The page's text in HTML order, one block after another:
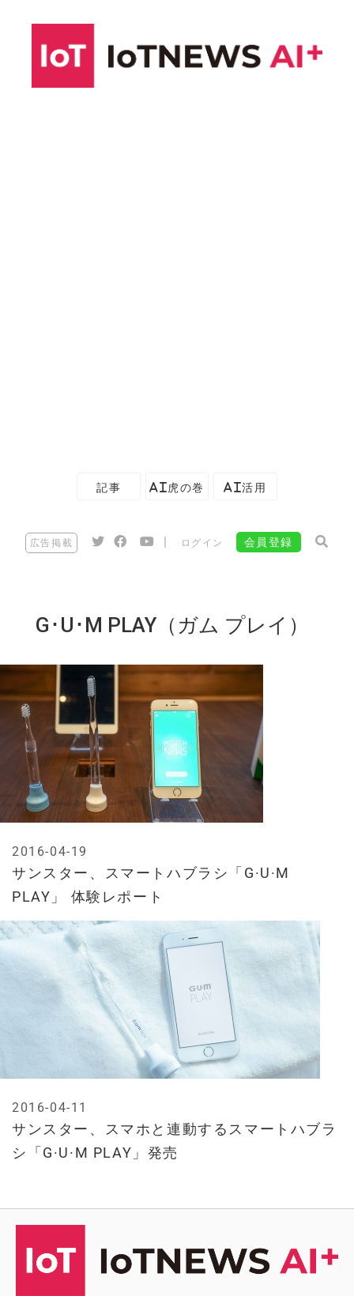
記事 AI虎の巻 AI活用
広告掲載 ログイン 会員登録
G･U･M PLAY（ガム プレイ）
サンスター、スマートハブラシ「G·U·M
PLAY」 体験レポート
2016-04-19
サンスター、スマホと連動するスマートハブラ
シ「G·U·M PLAY」発売
2016-04-11